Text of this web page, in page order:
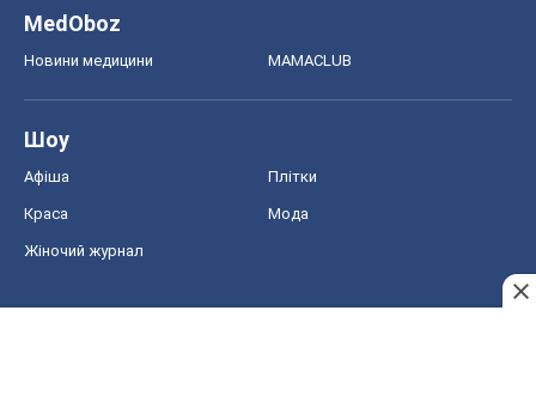
MedOboz
Новини медицини MAMACLUB
Шоу
Афіша Плітки
Краса Мода
Жіночий журнал